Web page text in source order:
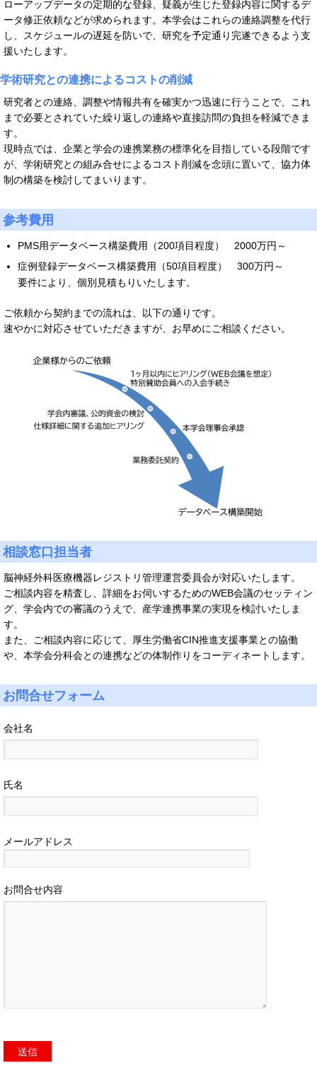
ローアップデータの定期的な登録、疑義が生じた登録内容に関するデ
ータ修正依頼などが求められます。本学会はこれらの連絡調整を代行
し、スケジュールの遅延を防いで、研究を予定通り完遂できるよう支
援いたします。
学術研究との連携によるコストの削減
研究者との連絡、調整や情報共有を確実かつ迅速に行うことで、これ
まで必要とされていた繰り返しの連絡や直接訪問の負担を軽減できま
す。
現時点では、企業と学会の連携業務の標準化を目指している段階です
が、学術研究との組み合せによるコスト削減を念頭に置いて、協力体
制の構築を検討してまいります。
参考費用
PMS用データベース構築費用（200項目程度） 2000万円～
症例登録データベース構築費用（50項目程度） 300万円～
要件により、個別見積もりいたします。
ご依頼から契約までの流れは、以下の通りです。
速やかに対応させていただきますが、お早めにご相談ください。
相談窓口担当者
脳神経外科医療機器レジストリ管理運営委員会が対応いたします。
ご相談内容を精査し、詳細をお伺いするためのWEB会議のセッティン
グ、学会内での審議のうえで、産学連携事業の実現を検討いたしま
す。
また、ご相談内容に応じて、厚生労働省CIN推進支援事業との協働
や、本学会分科会との連携などの体制作りをコーディネートします。
お問合せフォーム
会社名
氏名
メールアドレス
お問合せ内容